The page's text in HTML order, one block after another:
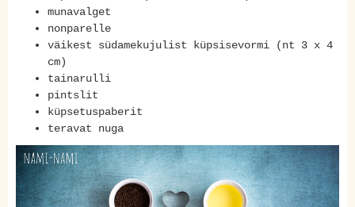
munavalget
nonparelle
väikest südamekujulist küpsisevormi (nt 3 x 4
cm)
tainarulli
pintslit
küpsetuspaberit
teravat nuga